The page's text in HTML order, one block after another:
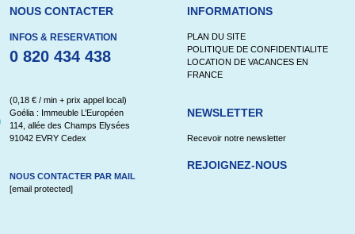
NOUS CONTACTER
INFOS & RESERVATION
0 820 434 438
(0,18 € / min + prix appel local)
Goélia : Immeuble L’Européen
114, allée des Champs Elysées
91042 EVRY Cedex
NOUS CONTACTER PAR MAIL
[email protected]
INFORMATIONS
PLAN DU SITE
POLITIQUE DE CONFIDENTIALITE
LOCATION DE VACANCES EN
FRANCE
NEWSLETTER
Recevoir notre newsletter
REJOIGNEZ-NOUS